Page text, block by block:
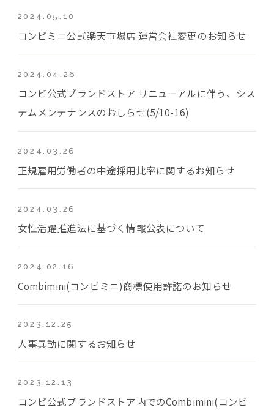
2024.05.10
コンビミニ公式楽天市場店 運営会社変更のお知らせ
2024.04.26
コンビ公式ブランドストア リニューアルに伴う、シス
テムメンテナンスのおしらせ(5/10-16)
2024.03.26
正規雇用労働者の中途採用比率に関するお知らせ
2024.03.26
女性活躍推進法に基づく情報公表について
2024.02.16
Combimini(コンビミニ)商標使用許諾のお知らせ
2023.12.25
人事異動に関するお知らせ
2023.12.13
コンビ公式ブランドストア内でのCombimini(コンビ